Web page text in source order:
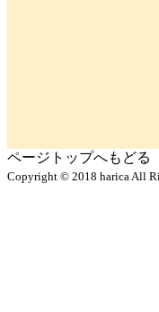
ページトップへもどる
Copyright © 2018 harica All